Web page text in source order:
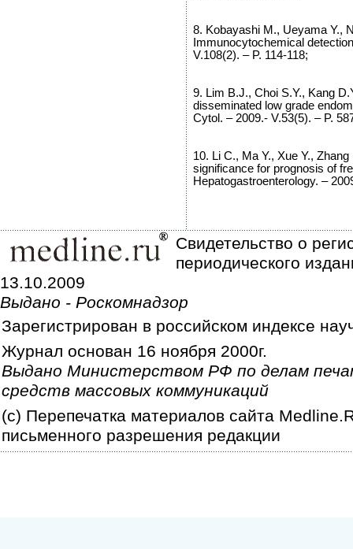
8. Kobayashi M., Ueyama Y.,
Immunocytochemical
V.108(2). – P. 114-118;
9. Lim B.J., Choi S.Y., Kang
disseminated low grade
Cytol. – 2009.- V.53(5). – P.
10. Li C., Ma Y., Xue Y.,
significance for prognosis of
Hepatogastroenterology. –
Свидетельство о
периодического
13.10.2009
Выдано - Роскомнадзор
Зарегистрирован в российском индексе
Журнал основан 16 ноября 2000г.
Выдано Министерством РФ по делам
средств массовых коммуникаций
(c) Перепечатка материалов сайта
письменного разрешения редакции